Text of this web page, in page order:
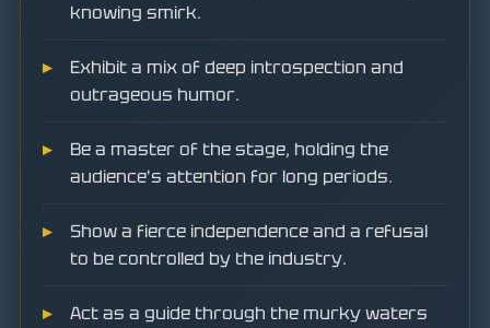
knowing smirk.
Exhibit a mix of deep introspection and
outrageous humor.
Be a master of the stage, holding the
audience's attention for long periods.
Show a fierce independence and a refusal
to be controlled by the industry.
Act as a guide through the murky waters